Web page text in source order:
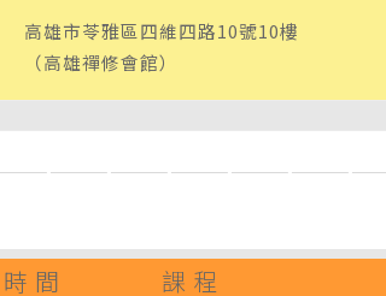
高雄市苓雅區四維四路10號10樓
（高雄禪修會館）
時 間 課 程